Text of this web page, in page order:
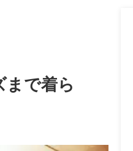
で着ら